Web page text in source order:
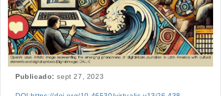
Publicado: sept 27, 2023